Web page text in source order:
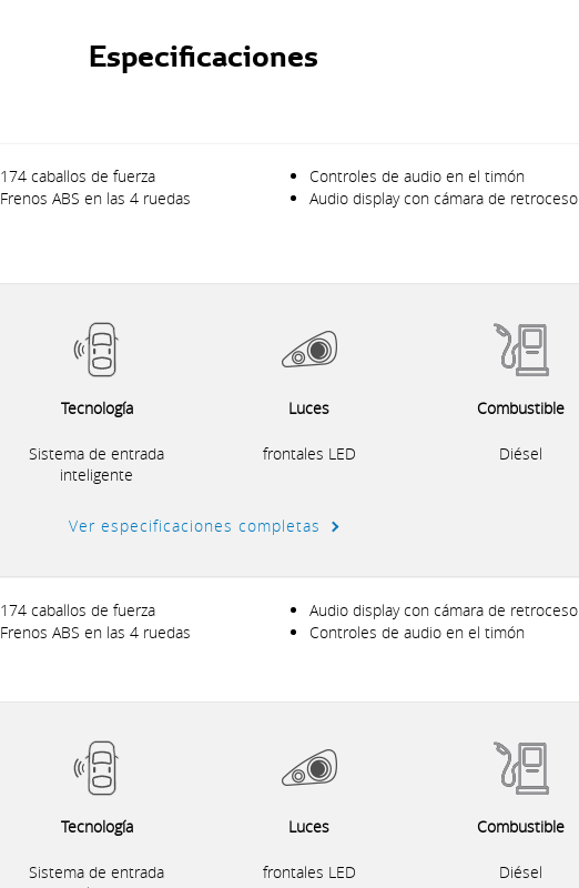
Especificaciones
174 caballos de fuerza
Frenos ABS en las 4 ruedas
Controles de audio en el timón
Audio display con cámara de retroceso
Tecnología
Sistema de entrada
inteligente
Luces
frontales LED
Combustible
Diésel
Ver especificaciones completas
174 caballos de fuerza
Frenos ABS en las 4 ruedas
Audio display con cámara de retroceso
Controles de audio en el timón
Tecnología
Sistema de entrada
Luces
frontales LED
Combustible
Diésel